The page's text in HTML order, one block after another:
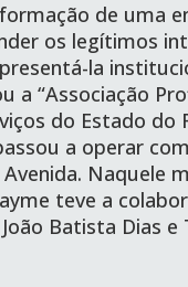
de uma
os legítimos
la
a “Associação
do Estado do
a operar
Naquele
teve a
Batista Dias e